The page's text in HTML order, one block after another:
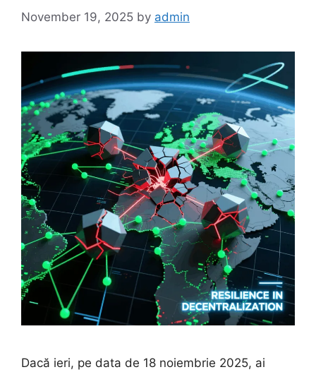
November 19, 2025 by admin
Dacă ieri, pe data de 18 noiembrie 2025, ai